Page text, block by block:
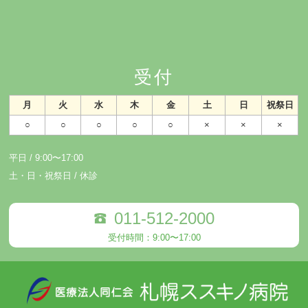
受付
月 火 水 木 金 土 日
祝祭日
○
○ ○ ○ ○ × × ×
平日 / 9:00〜17:00
土・日・祝祭日 / 休診
011-512-2000
受付時間：9:00〜17:00